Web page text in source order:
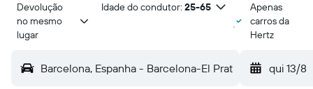
Devolução
no mesmo
lugar
Idade do condutor: 25-65
Apenas
carros da
Hertz
Barcelona, Espanha - Barcelona-El Prat qui 13/8